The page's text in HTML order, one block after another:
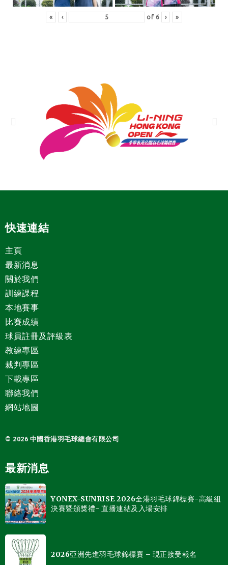
« ‹ of 6 › »
快速連結
主頁
最新消息
關於我們
訓練課程
本地賽事
比賽成績
球員註冊及評級表
教練專區
裁判專區
下載專區
聯絡我們
網站地圖
© 2026 中國香港羽毛球總會有限公司
最新消息
YONEX-SUNRISE 2026全港羽毛球錦標賽-高級組
決賽暨頒獎禮- 直播連結及入場安排
2026亞洲先進羽毛球錦標賽 – 現正接受報名